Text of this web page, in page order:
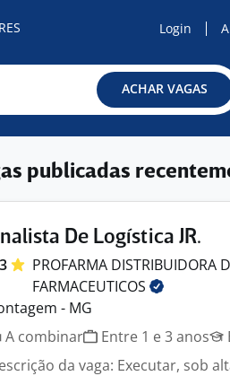
Login
ACHAR VAGAS
publicadas
De Logística JR.
PROFARMA DISTRIBUIDORA
FARMACEUTICOS
- MG
A combinar
Entre 1 e 3 anos
da vaga: Executar, sob